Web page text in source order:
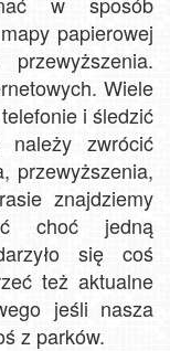
papierowej
Wiele
i śledzić
zwrócić
przewyższenia,
znajdziemy
choć jedną
się coś
też aktualne
jeśli nasza
z parków.